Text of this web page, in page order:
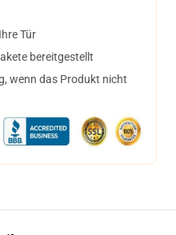
Tür
bereitgestellt
wenn das Produkt nicht